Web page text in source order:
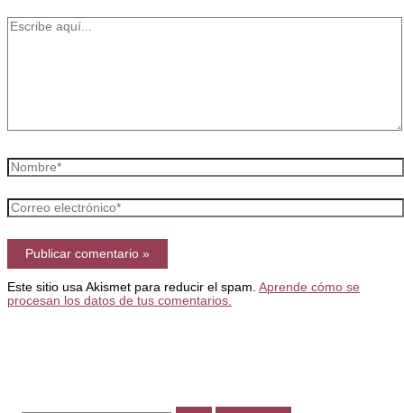
Escribe
Nombre*
Correo
electrónico*
Este sitio usa Akismet para reducir el spam. Aprende cómo se
procesan los datos de tus comentarios.